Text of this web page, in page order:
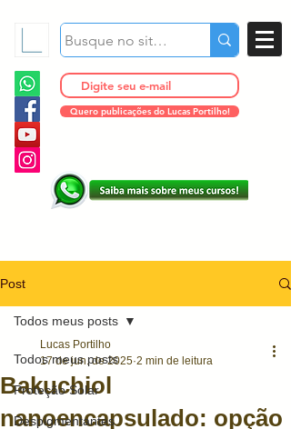
Quero publicações do Lucas Portilho!
Post
Todos meus posts
Proteção Solar
Despigmentantes
Todos meus posts
Bakuchiol
nanoencapsulado: opção
Lucas Portilho
17 de jun. de 2025 2 min de leitura